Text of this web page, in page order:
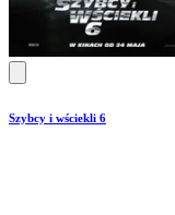
Szybcy i wściekli 6